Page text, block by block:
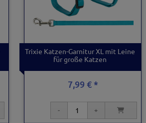
Trixie Katzen-Garnitur XL mit Leine
für große Katzen
7,99 € *